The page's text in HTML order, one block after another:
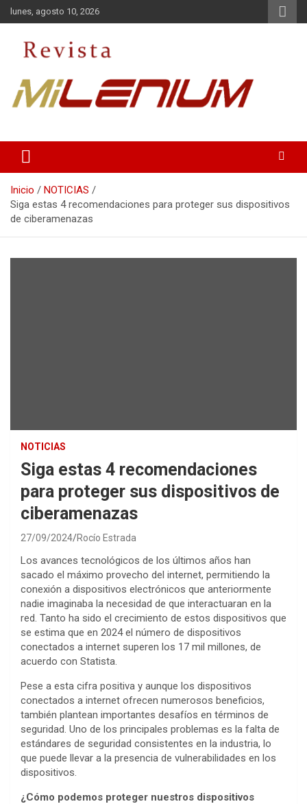
Saltar
al
lunes, agosto 10, 2026
Inicio
NOTICIAS
Siga estas 4 recomendaciones para proteger sus dispositivos
de ciberamenazas
NOTICIAS
Siga estas 4 recomendaciones
para proteger sus dispositivos de
ciberamenazas
27/09/2024 Rocío Estrada
Los avances tecnológicos de los últimos años han
sacado el máximo provecho del internet, permitiendo la
conexión a dispositivos electrónicos que anteriormente
nadie imaginaba la necesidad de que interactuaran en la
red. Tanto ha sido el crecimiento de estos dispositivos que
se estima que en 2024 el número de dispositivos
conectados a internet superen los 17 mil millones, de
acuerdo con Statista.
Pese a esta cifra positiva y aunque los dispositivos
conectados a internet ofrecen numerosos beneficios,
también plantean importantes desafíos en términos de
seguridad. Uno de los principales problemas es la falta de
estándares de seguridad consistentes en la industria, lo
que puede llevar a la presencia de vulnerabilidades en los
dispositivos.
¿Cómo podemos proteger nuestros dispositivos